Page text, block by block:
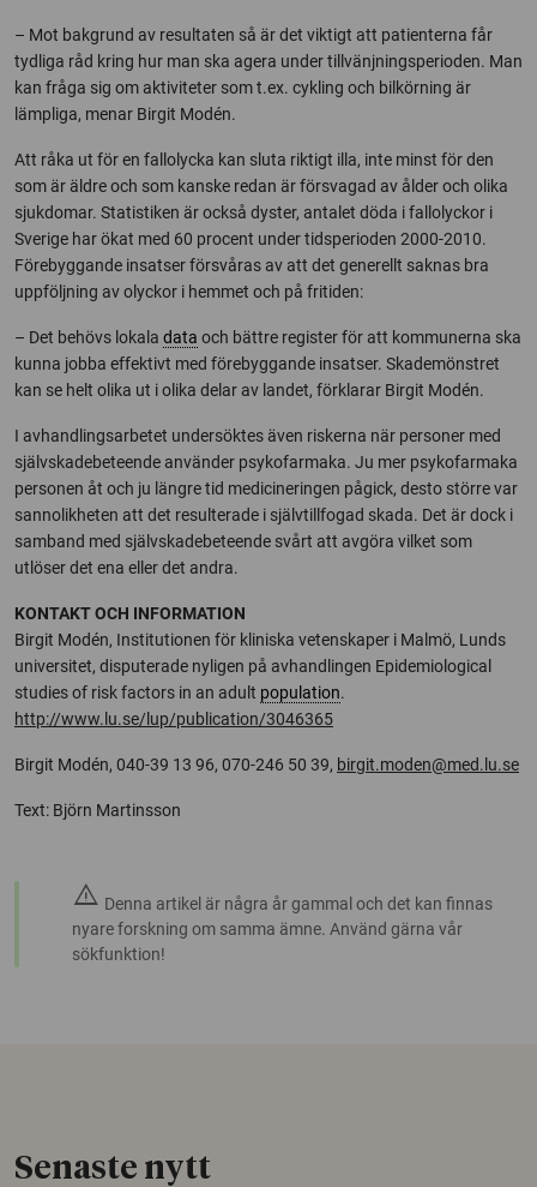
– Mot bakgrund av resultaten så är det viktigt att patienterna får
tydliga råd kring hur man ska agera under tillvänjningsperioden. Man
kan fråga sig om aktiviteter som t.ex. cykling och bilkörning är
lämpliga, menar Birgit Modén.
Att råka ut för en fallolycka kan sluta riktigt illa, inte minst för den
som är äldre och som kanske redan är försvagad av ålder och olika
sjukdomar. Statistiken är också dyster, antalet döda i fallolyckor i
Sverige har ökat med 60 procent under tidsperioden 2000-2010.
Förebyggande insatser försvåras av att det generellt saknas bra
uppföljning av olyckor i hemmet och på fritiden:
– Det behövs lokala data och bättre register för att kommunerna ska
kunna jobba effektivt med förebyggande insatser. Skademönstret
kan se helt olika ut i olika delar av landet, förklarar Birgit Modén.
I avhandlingsarbetet undersöktes även riskerna när personer med
självskadebeteende använder psykofarmaka. Ju mer psykofarmaka
personen åt och ju längre tid medicineringen pågick, desto större var
sannolikheten att det resulterade i självtillfogad skada. Det är dock i
samband med självskadebeteende svårt att avgöra vilket som
utlöser det ena eller det andra.
KONTAKT OCH INFORMATION
Birgit Modén, Institutionen för kliniska vetenskaper i Malmö, Lunds
universitet, disputerade nyligen på avhandlingen Epidemiological
studies of risk factors in an adult population.
http://www.lu.se/lup/publication/3046365
Birgit Modén, 040-39 13 96, 070-246 50 39, birgit.moden@med.lu.se
Text: Björn Martinsson
warning Denna artikel är några år gammal och det kan finnas
nyare forskning om samma ämne. Använd gärna vår
sökfunktion!
Senaste nytt